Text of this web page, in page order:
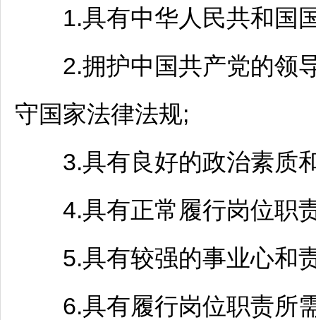
1.具有中华人民共和国
2.拥护中国共产党的领导
守国家法律法规;
3.具有良好的政治素质
4.具有正常履行岗位职责
5.具有较强的事业心和
6.具有履行岗位职责所需